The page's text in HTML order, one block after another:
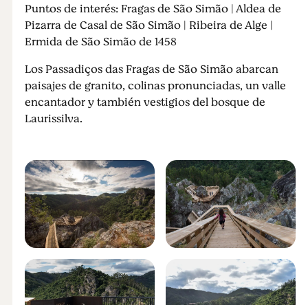
Puntos de interés: Fragas de São Simão | Aldea de
Pizarra de Casal de São Simão | Ribeira de Alge |
Ermida de São Simão de 1458
Los Passadiços das Fragas de São Simão abarcan
paisajes de granito, colinas pronunciadas, un valle
encantador y también vestigios del bosque de
Laurissilva.